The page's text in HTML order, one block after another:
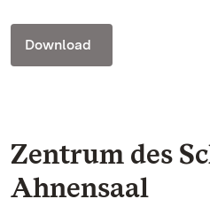
Download
Zentrum des
Ahnensaal